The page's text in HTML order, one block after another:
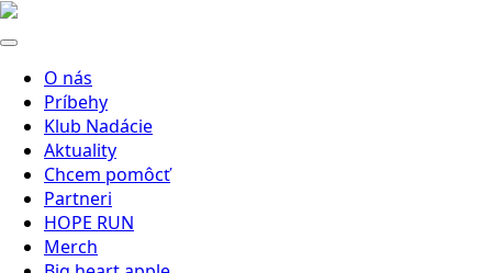
O nás
Príbehy
Klub Nadácie
Aktuality
Chcem pomôcť
Partneri
HOPE RUN
Merch